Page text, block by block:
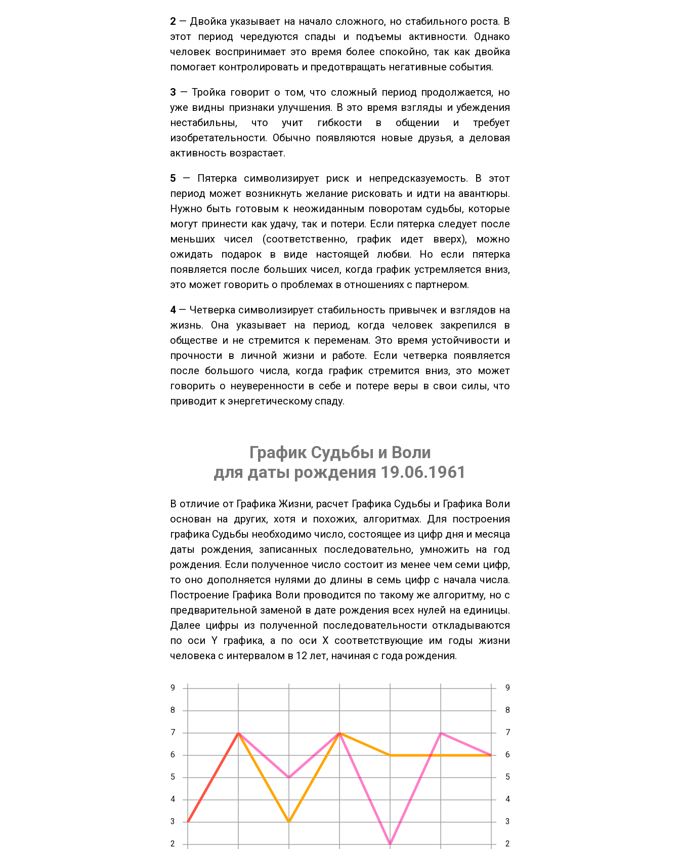
2 — Двойка указывает на начало сложного, но стабильного роста. В
этот период чередуются спады и подъемы активности. Однако
человек воспринимает это время более спокойно, так как двойка
помогает контролировать и предотвращать негативные события.
3 — Тройка говорит о том, что сложный период продолжается, но
уже видны признаки улучшения. В это время взгляды и убеждения
нестабильны, что учит гибкости в общении и требует
изобретательности. Обычно появляются новые друзья, а деловая
активность возрастает.
5 — Пятерка символизирует риск и непредсказуемость. В этот
период может возникнуть желание рисковать и идти на авантюры.
Нужно быть готовым к неожиданным поворотам судьбы, которые
могут принести как удачу, так и потери. Если пятерка следует после
меньших чисел (соответственно, график идет вверх), можно
ожидать подарок в виде настоящей любви. Но если пятерка
появляется после больших чисел, когда график устремляется вниз,
это может говорить о проблемах в отношениях с партнером.
4— Четверка символизирует стабильность привычек и взглядов на
жизнь. Она указывает на период, когда человек закрепился в
обществе и не стремится к переменам. Это время устойчивости и
прочности в личной жизни и работе. Если четверка появляется
после большого числа, когда график стремится вниз, это может
говорить о неуверенности в себе и потере веры в свои силы, что
приводит к энергетическому спаду.
График Судьбы и Воли
для даты рождения 19.06.1961
В отличие от Графика Жизни, расчет Графика Судьбы и Графика Воли
основан на других, хотя и похожих, алгоритмах. Для построения
графика Судьбы необходимо число, состоящее из цифр дня и месяца
даты рождения, записанных последовательно, умножить на год
рождения. Если полученное число состоит из менее чем семи цифр,
то оно дополняется нулями до длины в семь цифр с начала числа.
Построение Графика Воли проводится по такому же алгоритму, но с
предварительной заменой в дате рождения всех нулей на единицы.
Далее цифры из полученной последовательности откладываются
по оси Y графика, а по оси X соответствующие им годы жизни
человека с интервалом в 12 лет, начиная с года рождения.